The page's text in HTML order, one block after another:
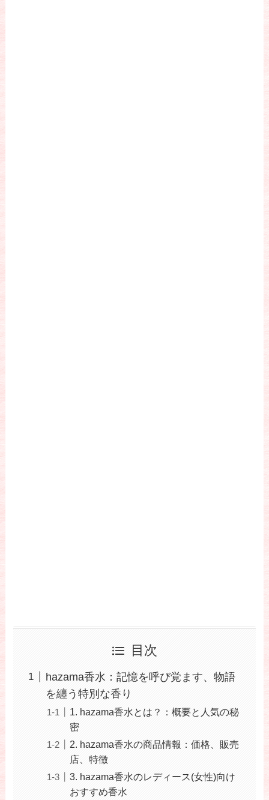
目次
hazama香水：記憶を呼び覚ます、物語
を纏う特別な香り
1. hazama香水とは？：概要と人気の秘
密
2. hazama香水の商品情報：価格、販売
店、特徴
3. hazama香水のレディース(女性)向け
おすすめ香水